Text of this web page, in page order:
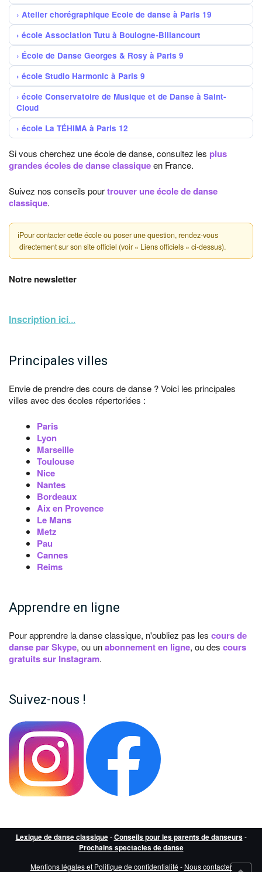
Atelier chorégraphique Ecole de danse à Paris 19
école Association Tutu à Boulogne-Billancourt
École de Danse Georges & Rosy à Paris 9
école Studio Harmonic à Paris 9
école Conservatoire de Musique et de Danse à Saint-
Cloud
école La TÉHIMA à Paris 12
Si vous cherchez une école de danse, consultez les plus
grandes écoles de danse classiqueen France.
Suivez nos conseils pourtrouver une école de danse
classique.
ℹPour contacter cette école ou poser une question, rendez-vous
directement sur son site officiel (voir « Liens officiels » ci-dessus).
Notre newsletter
Inscription ici...
Principales villes
Envie de prendre des cours de danse ? Voici les principales
villes avec des écoles répertoriées :
Paris
Lyon
Marseille
Toulouse
Nice
Nantes
Bordeaux
Aix en Provence
Le Mans
Metz
Pau
Cannes
Reims
Apprendre en ligne
Pour apprendre la danse classique, n'oubliez pas les cours de
danse par Skype, ou unabonnement en ligne, ou des cours
gratuits sur Instagram.
Suivez-nous !
Lexique de danse classique-Conseils pour les parents de danseurs-
Prochains spectacles de danse
Mentions légales et Politique de confidentialité - Nous contacter